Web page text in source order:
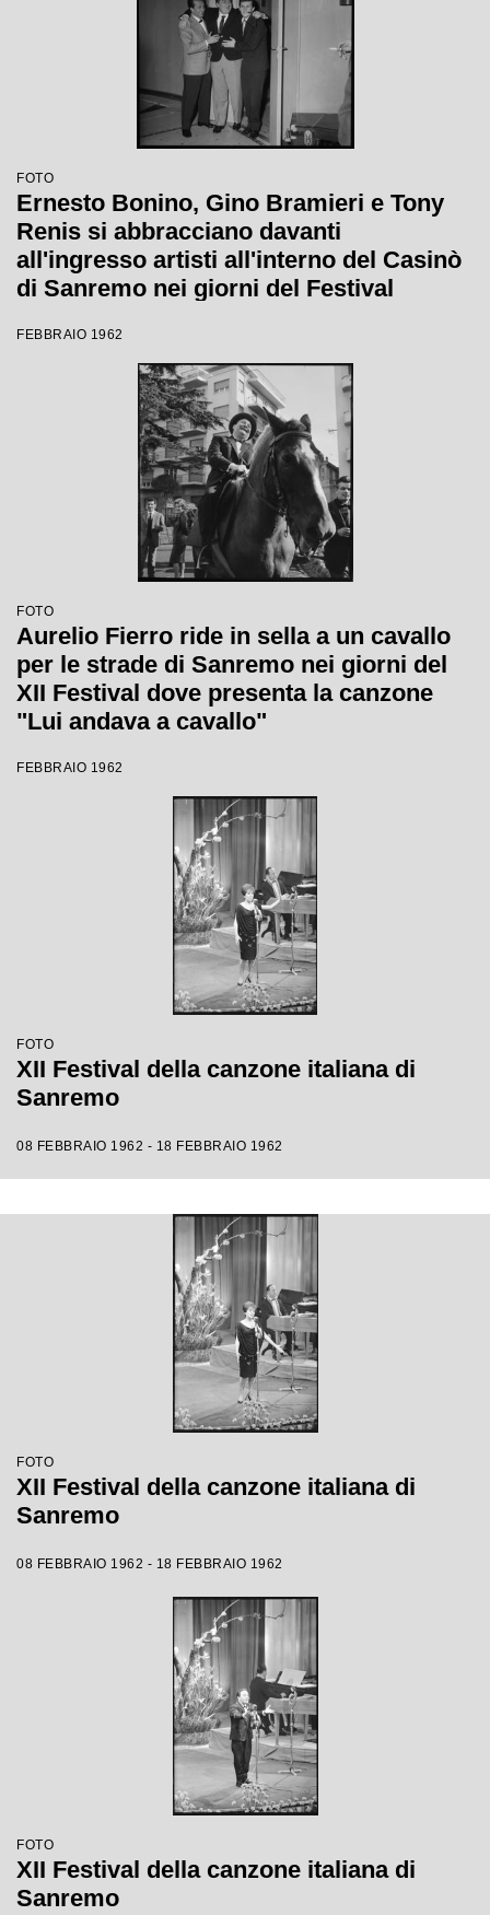
FOTO
Ernesto Bonino, Gino Bramieri e Tony
Renis si abbracciano davanti
all'ingresso artisti all'interno del Casinò
di Sanremo nei giorni del Festival
FEBBRAIO 1962
FOTO
Aurelio Fierro ride in sella a un cavallo
per le strade di Sanremo nei giorni del
XII Festival dove presenta la canzone
"Lui andava a cavallo"
FEBBRAIO 1962
FOTO
XII Festival della canzone italiana di
Sanremo
08 FEBBRAIO 1962 - 18 FEBBRAIO 1962
FOTO
XII Festival della canzone italiana di
Sanremo
08 FEBBRAIO 1962 - 18 FEBBRAIO 1962
FOTO
XII Festival della canzone italiana di
Sanremo